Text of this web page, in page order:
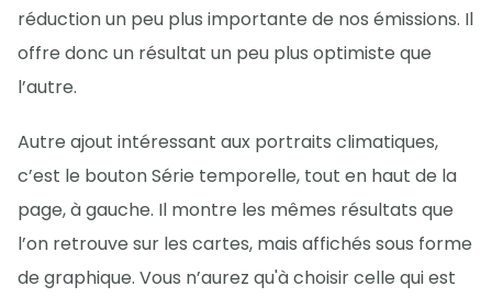
réduction un peu plus importante de nos émissions. Il
offre donc un résultat un peu plus optimiste que
l’autre.
Autre ajout intéressant aux portraits climatiques,
c’est le bouton Série temporelle, tout en haut de la
page, à gauche. Il montre les mêmes résultats que
l’on retrouve sur les cartes, mais affichés sous forme
de graphique. Vous n’aurez qu'à choisir celle qui est